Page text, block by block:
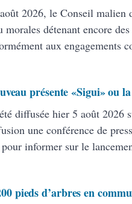
2026, le Conseil malien
détenant encore
aux engagements
présente «Sigui» ou
diffusée hier 5 août 2026
une conférence de
informer sur le
pieds d’arbres en